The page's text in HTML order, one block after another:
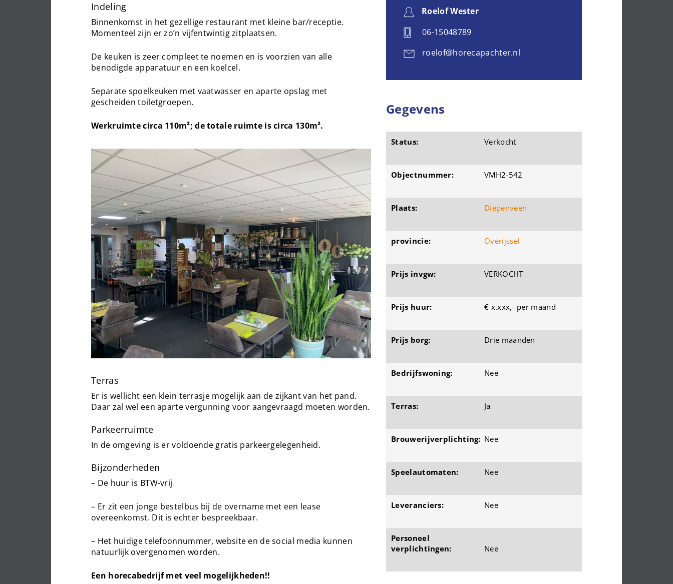
Indeling
Binnenkomst in het gezellige restaurant met kleine bar/receptie.
Momenteel zijn er zo’n vijfentwintig zitplaatsen.
De keuken is zeer compleet te noemen en is voorzien van alle
benodigde apparatuur en een koelcel.
Separate spoelkeuken met vaatwasser en aparte opslag met
gescheiden toiletgroepen.
Werkruimte circa 110m²; de totale ruimte is circa 130m².
Terras
Er is wellicht een klein terrasje mogelijk aan de zijkant van het pand.
Daar zal wel een aparte vergunning voor aangevraagd moeten worden.
Parkeerruimte
In de omgeving is er voldoende gratis parkeergelegenheid.
Bijzonderheden
– De huur is BTW-vrij
– Er zit een jonge bestelbus bij de overname met een lease
overeenkomst. Dit is echter bespreekbaar.
– Het huidige telefoonnummer, website en de social media kunnen
natuurlijk overgenomen worden.
Een horecabedrijf met veel mogelijkheden!!
Roelof Wester
06-15048789
roelof@horecapachter.nl
Gegevens
Status: Verkocht
Objectnummer: VMH2-542
Plaats: Diepenveen
provincie: Overijssel
Prijs invgw: VERKOCHT
Prijs huur: € x.xxx,- per maand
Prijs borg: Drie maanden
Bedrijfswoning: Nee
Terras: Ja
Brouwerijverplichting: Nee
Speelautomaten: Nee
Leveranciers: Nee
Personeel
verplichtingen:
Nee